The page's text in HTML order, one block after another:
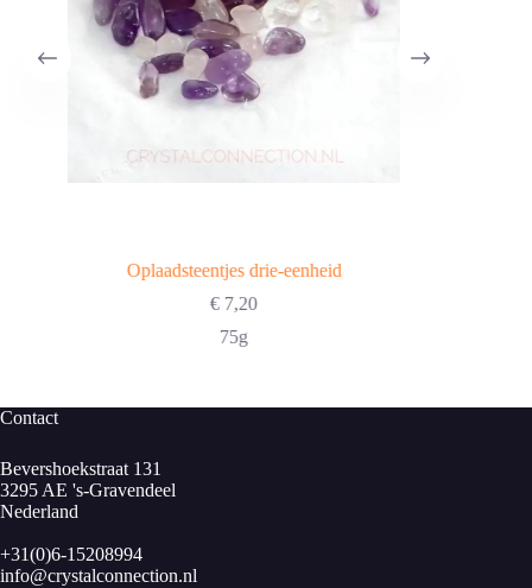
Oplaadsteentjes drie-eenheid
€ 7,20
75g
Contact
Bevershoekstraat 131
3295 AE 's-Gravendeel
Nederland
+31(0)6-15208994
info@crystalconnection.nl